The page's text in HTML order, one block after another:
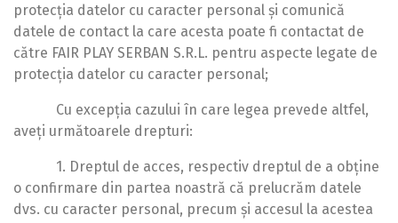
protecția datelor cu caracter personal și comunică
datele de contact la care acesta poate fi contactat de
către FAIR PLAY SERBAN S.R.L. pentru aspecte legate de
protecția datelor cu caracter personal;
Cu excepția cazului în care legea prevede altfel,
aveți următoarele drepturi:
1. Dreptul de acces, respectiv dreptul de a obține
o confirmare din partea noastră că prelucrăm datele
dvs. cu caracter personal, precum și accesul la acestea